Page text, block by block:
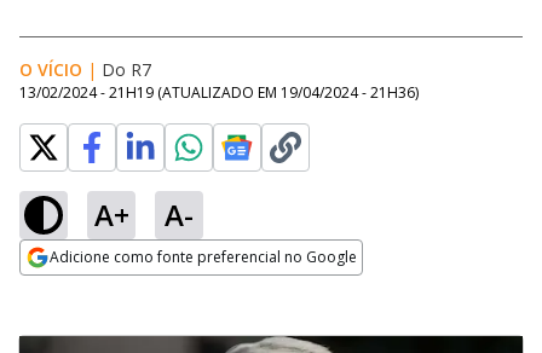
O VÍCIO | Do R7
13/02/2024 - 21H19 (ATUALIZADO EM 19/04/2024 - 21H36)
A+ A-
Adicione como fonte preferencial no Google